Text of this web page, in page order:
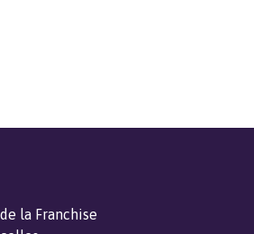
la Franchise